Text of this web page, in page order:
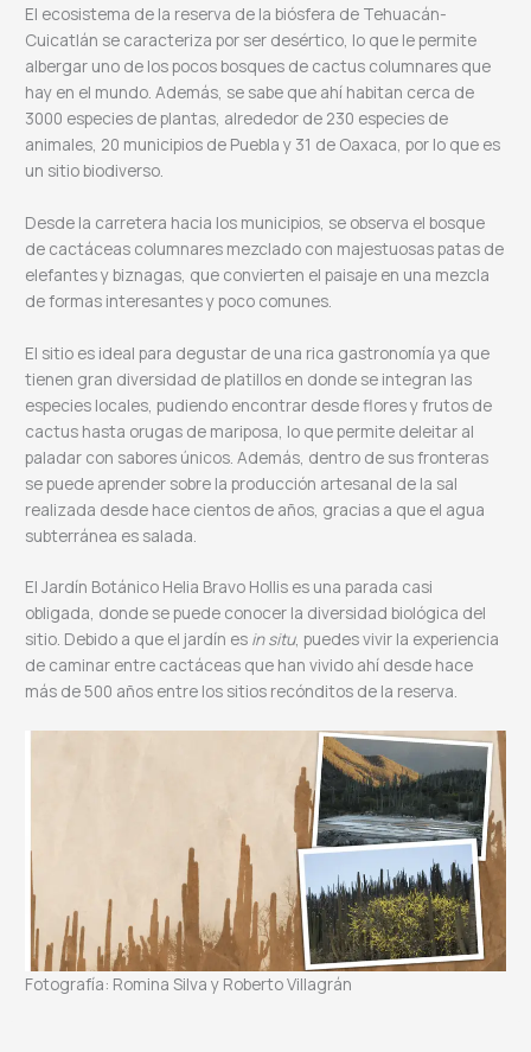
El ecosistema de la reserva de la biósfera de Tehuacán-
Cuicatlán se caracteriza por ser desértico, lo que le permite
albergar uno de los pocos bosques de cactus columnares que
hay en el mundo. Además, se sabe que ahí habitan cerca de
3000 especies de plantas, alrededor de 230 especies de
animales, 20 municipios de Puebla y 31 de Oaxaca, por lo que es
un sitio biodiverso.
Desde la carretera hacia los municipios, se observa el bosque
de cactáceas columnares mezclado con majestuosas patas de
elefantes y biznagas, que convierten el paisaje en una mezcla
de formas interesantes y poco comunes.
El sitio es ideal para degustar de una rica gastronomía ya que
tienen gran diversidad de platillos en donde se integran las
especies locales, pudiendo encontrar desde flores y frutos de
cactus hasta orugas de mariposa, lo que permite deleitar al
paladar con sabores únicos. Además, dentro de sus fronteras
se puede aprender sobre la producción artesanal de la sal
realizada desde hace cientos de años, gracias a que el agua
subterránea es salada.
El Jardín Botánico Helia Bravo Hollis es una parada casi
obligada, donde se puede conocer la diversidad biológica del
sitio. Debido a que el jardín es in situ, puedes vivir la experiencia
de caminar entre cactáceas que han vivido ahí desde hace
más de 500 años entre los sitios recónditos de la reserva.
Fotografía: Romina Silva y Roberto Villagrán